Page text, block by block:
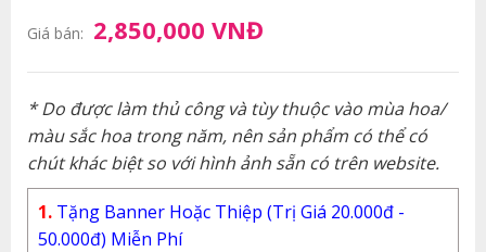
Giá bán: 2,850,000 VNĐ
* Do được làm thủ công và tùy thuộc vào mùa hoa/
màu sắc hoa trong năm, nên sản phẩm có thể có
chút khác biệt so với hình ảnh sẵn có trên website.
1. Tặng Banner Hoặc Thiệp (Trị Giá 20.000đ -
50.000đ) Miễn Phí